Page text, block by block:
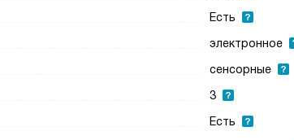
Есть
электронное
сенсорные
3
Есть